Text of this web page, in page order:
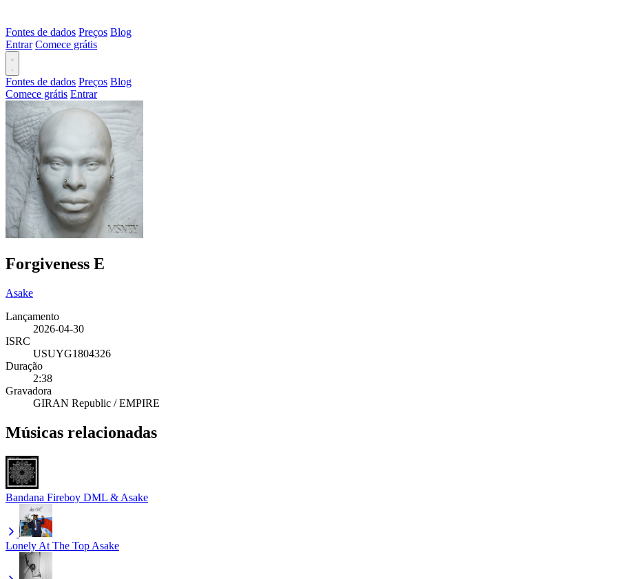
Fontes de dados Preços Blog
Entrar Comece grátis
Fontes de dados Preços Blog
Comece grátis Entrar
Forgiveness E
Asake
Lançamento
2026-04-30
ISRC
USUYG1804326
Duração
2:38
Gravadora
GIRAN Republic / EMPIRE
Músicas relacionadas
Bandana Fireboy DML & Asake
Lonely At The Top Asake